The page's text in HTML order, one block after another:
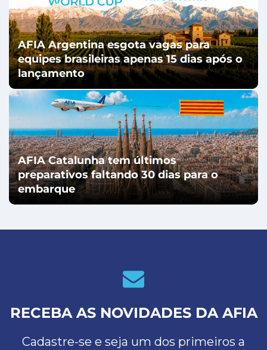
AFIA Argentina esgota vagas para
equipes brasileiras apenas 15 dias após o
lançamento
AFIA Catalunha tem últimos
preparativos faltando 30 dias para o
embarque
RECEBA AS NOVIDADES DA AFIA
Cadastre-se e seja um dos primeiros a